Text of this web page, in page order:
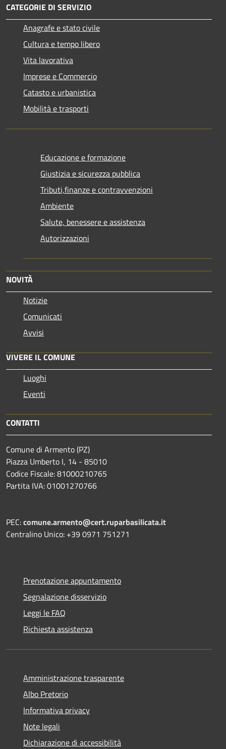
CATEGORIE DI SERVIZIO
Anagrafe e stato civile
Cultura e tempo libero
Vita lavorativa
Imprese e Commercio
Catasto e urbanistica
Mobilità e trasporti
Educazione e formazione
Giustizia e sicurezza pubblica
Tributi,finanze e contravvenzioni
Ambiente
Salute, benessere e assistenza
Autorizzazioni
NOVITÀ
Notizie
Comunicati
Avvisi
VIVERE IL COMUNE
Luoghi
Eventi
CONTATTI
Comune di Armento (PZ)
Piazza Umberto I, 14 - 85010
Codice Fiscale: 81000210765
Partita IVA: 01001270766
PEC:comune.armento@cert.ruparbasilicata.it
Centralino Unico: +39 0971 751271
Prenotazione appuntamento
Segnalazione disservizio
Leggi le FAQ
Richiesta assistenza
Amministrazione trasparente
Albo Pretorio
Informativa privacy
Note legali
Dichiarazione di accessibilità